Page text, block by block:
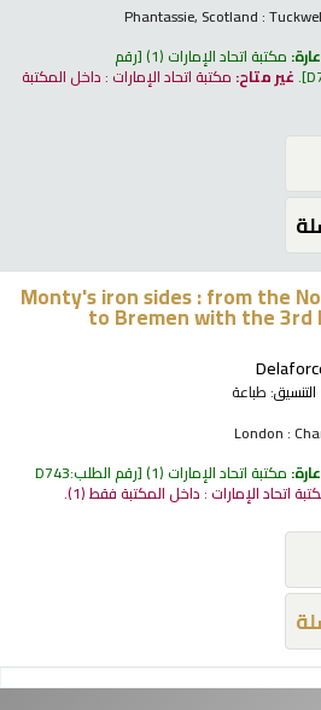
Phantassie, Scotland :
مكتبة اتحاد الإمارات (1) رقم
.غير متاح: مكتبة اتحاد الإمارات : داخل المكتبة
Monty's iron sides : from the
to Bremen with the
التنسيق: طباعة
London :
مكتبة اتحاد الإمارات (1) رقم الطلب:D743
اتحاد الإمارات : داخل المكتبة فقط(1).